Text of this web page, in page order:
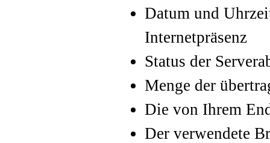
Datum und
Internetpräsenz
Status der
Menge der
Die von Ihrem
Der verwendete